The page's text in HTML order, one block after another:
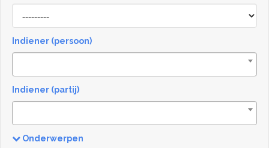
[invalid
name]
Indiener (persoon)
Indiener (partij)
Onderwerpen